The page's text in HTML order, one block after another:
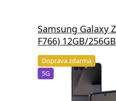
Samsung Galaxy
F766) 12GB/
Doprava zdarma
5G